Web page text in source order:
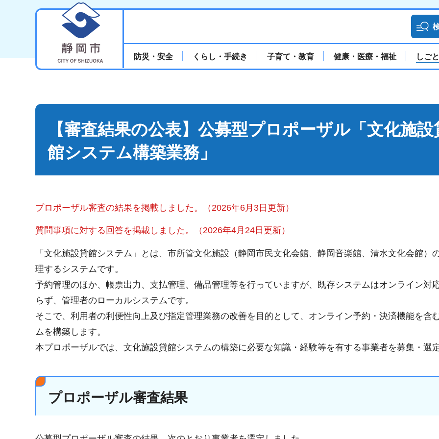
防災・安全 くらし・手続き 子育て・教育 健康・医療・福祉 しご
【審査結果の公表】公募型プロポーザル「文化施設
館システム構築業務」
プロポーザル審査の結果を掲載しました。（2026年6月3日更新）
質問事項に対する回答を掲載しました。（2026年4月24日更新）
「文化施設貸館システム」とは、市所管文化施設（静岡市民文化会館、静岡音楽館、清水文化会館）
理するシステムです。
予約管理のほか、帳票出力、支払管理、備品管理等を行っていますが、既存システムはオンライン対
らず、管理者のローカルシステムです。
そこで、利用者の利便性向上及び指定管理業務の改善を目的として、オンライン予約・決済機能を含
ムを構築します。
本プロポーザルでは、文化施設貸館システムの構築に必要な知識・経験等を有する事業者を募集・選
プロポーザル審査結果